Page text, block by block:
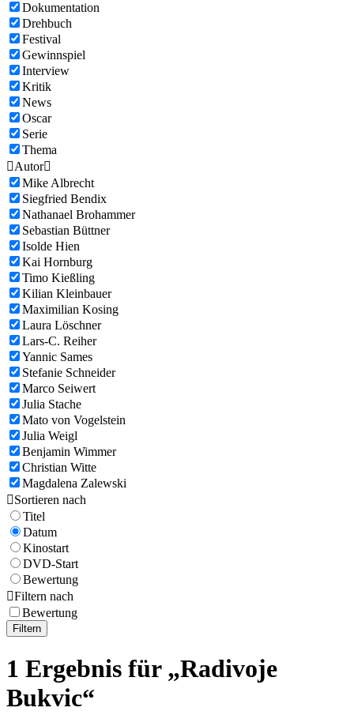
Dokumentation
Drehbuch
Festival
Gewinnspiel
Interview
Kritik
News
Oscar
Serie
Thema
Autor
Mike Albrecht
Siegfried Bendix
Nathanael Brohammer
Sebastian Büttner
Isolde Hien
Kai Hornburg
Timo Kießling
Kilian Kleinbauer
Maximilian Kosing
Laura Löschner
Lars-C. Reiher
Yannic Sames
Stefanie Schneider
Marco Seiwert
Julia Stache
Mato von Vogelstein
Julia Weigl
Benjamin Wimmer
Christian Witte
Magdalena Zalewski
Sortieren nach
Titel
Datum
Kinostart
DVD-Start
Bewertung
Filtern nach
Bewertung
Filtern
1 Ergebnis für „Radivoje
Bukvic“